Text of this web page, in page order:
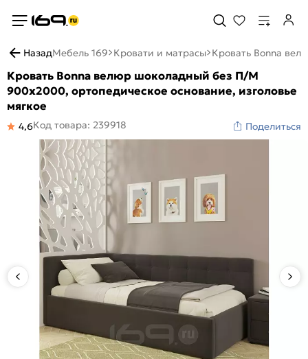
НазадМебель 169 Кровати и матрасы Кровать Bonna
Кровать Bonna велюр шоколадный без П/М
900x2000, ортопедическое основание, изголовье
мягкое
4,6Код товара: 239918 Поделиться